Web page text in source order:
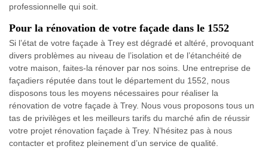
professionnelle qui soit.
Pour la rénovation de votre façade dans le 1552
Si l’état de votre façade à Trey est dégradé et altéré, provoquant
divers problèmes au niveau de l’isolation et de l’étanchéité de
votre maison, faites-la rénover par nos soins. Une entreprise de
façadiers réputée dans tout le département du 1552, nous
disposons tous les moyens nécessaires pour réaliser la
rénovation de votre façade à Trey. Nous vous proposons tous un
tas de privilèges et les meilleurs tarifs du marché afin de réussir
votre projet rénovation façade à Trey. N’hésitez pas à nous
contacter et profitez pleinement d’un service de qualité.